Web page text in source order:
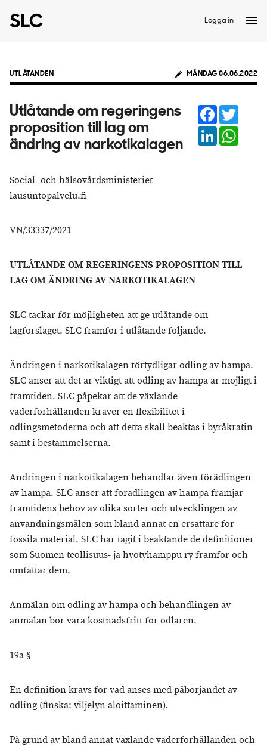
Logga in
UTLÅTANDEN MÅNDAG 06.06.2022
Utlåtande om regeringens
proposition till lag om
ändring av narkotikalagen
Facebook
LinkedIn
Social- och hälsovårdsministeriet
lausuntopalvelu.fi
VN/33337/2021
UTLÅTANDE OM REGERINGENS PROPOSITION TILL
LAG OM ÄNDRING AV NARKOTIKALAGEN
SLC tackar för möjligheten att ge utlåtande om
lagförslaget. SLC framför i utlåtande följande.
Ändringen i narkotikalagen förtydligar odling av hampa.
SLC anser att det är viktigt att odling av hampa är möjligt i
framtiden. SLC påpekar att de växlande
väderförhållanden kräver en flexibilitet i
odlingsmetoderna och att detta skall beaktas i byråkratin
samt i bestämmelserna.
Ändringen i narkotikalagen behandlar även förädlingen
av hampa. SLC anser att förädlingen av hampa främjar
framtidens behov av olika sorter och utvecklingen av
användningsmålen som bland annat en ersättare för
fossila material. SLC har tagit i beaktande de definitioner
som Suomen teollisuus- ja hyötyhamppu ry framför och
omfattar dem.
Anmälan om odling av hampa och behandlingen av
anmälan bör vara kostnadsfritt för odlaren.
19a §
En definition krävs för vad anses med påbörjandet av
odling (finska: viljelyn aloittaminen).
På grund av bland annat växlande väderförhållanden och